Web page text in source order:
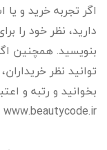
اگر تجربه خرید و
دارید، نظر خود را
بنویسید. همچنین
توانید نظر
بخوانید و رتبه و
www.beautycode.ir